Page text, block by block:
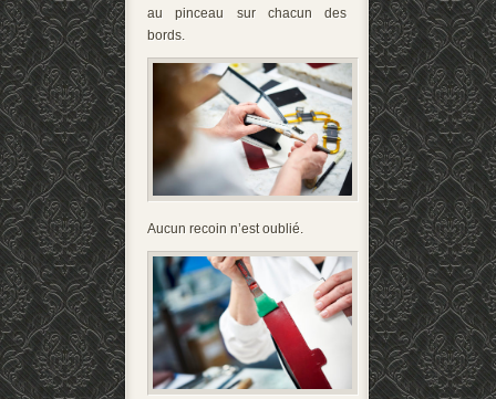
au pinceau sur chacun des
bords.
Aucun recoin n’est oublié.